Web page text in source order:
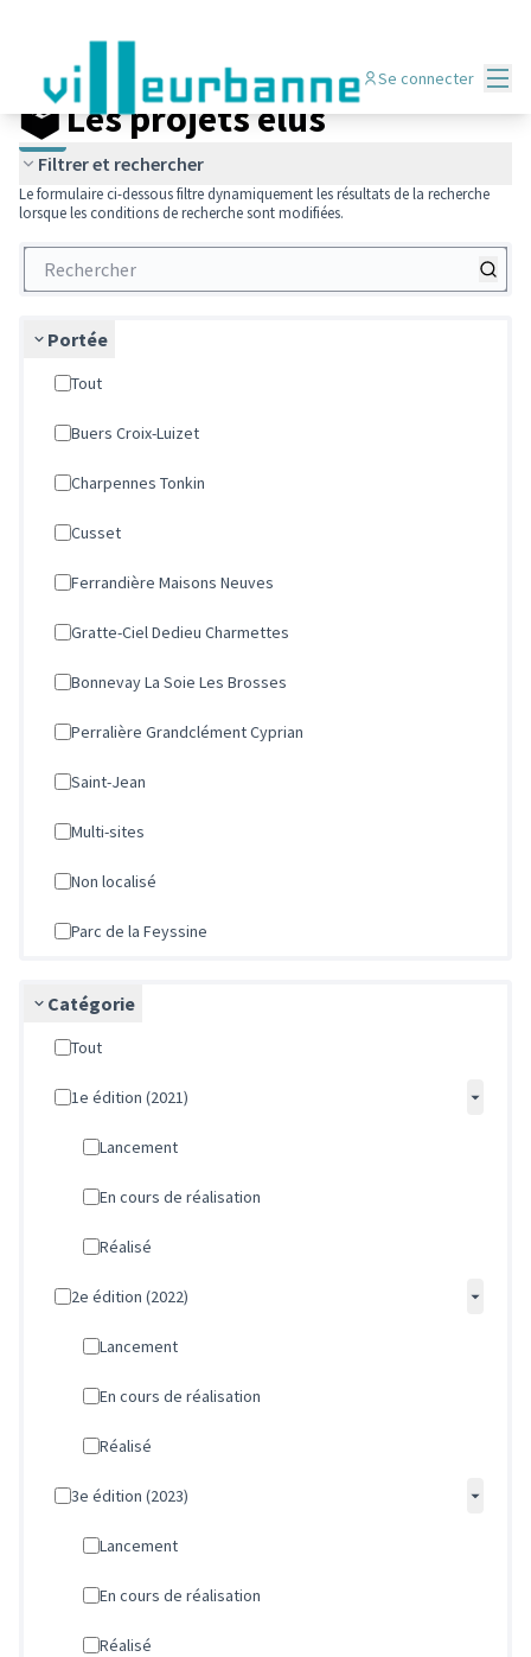
Se connecter
🗳️ Les projets élus
🗳️ Les projets élus
Filtrer et rechercher
Le formulaire ci-dessous filtre dynamiquement les résultats de la recherche
lorsque les conditions de recherche sont modifiées.
Portée
Tout
Buers Croix-Luizet
Charpennes Tonkin
Cusset
Ferrandière Maisons Neuves
Gratte-Ciel Dedieu Charmettes
Bonnevay La Soie Les Brosses
Perralière Grandclément Cyprian
Saint-Jean
Multi-sites
Non localisé
Parc de la Feyssine
Catégorie
Tout
1e édition (2021)
Lancement
En cours de réalisation
Réalisé
2e édition (2022)
Lancement
En cours de réalisation
Réalisé
3e édition (2023)
Lancement
En cours de réalisation
Réalisé